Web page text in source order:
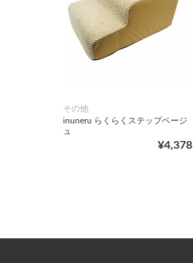
その他
inuneru らくらくステップベージ
ュ
¥4,378